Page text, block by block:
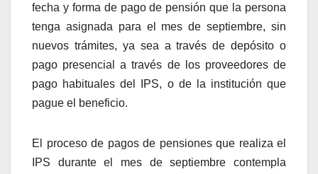
fecha y forma de pago de pensión que la persona
tenga asignada para el mes de septiembre, sin
nuevos trámites, ya sea a través de depósito o
pago presencial a través de los proveedores de
pago habituales del IPS, o de la institución que
pague el beneficio.
El proceso de pagos de pensiones que realiza el
IPS durante el mes de septiembre contempla